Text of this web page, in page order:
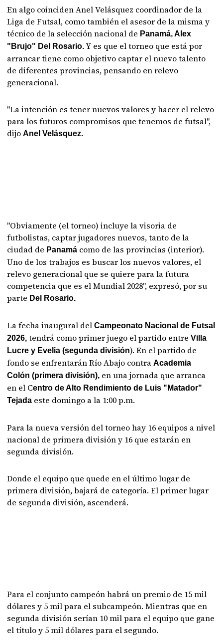
En algo coinciden Anel Velásquez coordinador de la
Liga de Futsal, como también el asesor de la misma y
técnico de la selección nacional de Panamá, Alex
"Brujo" Del Rosario. Y es que el torneo que está por
arrancar tiene como objetivo captar el nuevo talento
de diferentes provincias, pensando en relevo
generacional.
"La intención es tener nuevos valores y hacer el relevo
para los futuros compromisos que tenemos de futsal",
dijoAnel Velásquez.
"Obviamente (el torneo) incluye la visoria de
futbolistas, captar jugadores nuevos, tanto de la
ciudad de Panamá como de las provincias (interior).
Uno de los trabajos es buscar los nuevos valores, el
relevo generacional que se quiere para la futura
competencia que es el Mundial 2028", expresó, por su
parte Del Rosario.
La fecha inaugural delCampeonato Nacional de Futsal
2026, tendrá como primer juego el partido entreVilla
Lucre y Evelia (segunda división). En el partido de
fondo se enfrentarán Río Abajo contraAcademia
Colón (primera división), en una jornada que arranca
en el Centro de Alto Rendimiento de Luis "Matador"
Tejada este domingo a la 1:00 p.m.
Para la nueva versión del torneo hay 16 equipos a nivel
nacional de primera división y 16 que estarán en
segunda división.
Donde el equipo que quede en el último lugar de
primera división, bajará de categoría. El primer lugar
de segunda división, ascenderá.
Para el conjunto campeón habrá un premio de 15 mil
dólares y 5 mil para el subcampeón. Mientras que en
segunda división serían 10 mil para el equipo que gane
el título y 5 mil dólares para el segundo.